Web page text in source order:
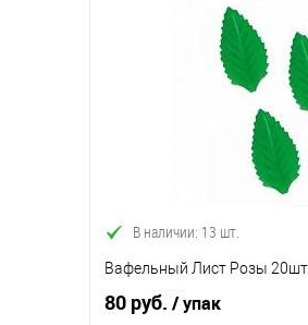
В
В наличии: 13 шт.
Вафельный Лист Розы 20шт
80 руб. / упак